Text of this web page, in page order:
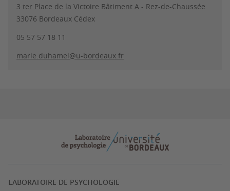
3 ter Place de la Victoire Bâtiment A - Rez-de-Chaussée
33076 Bordeaux Cédex
05 57 57 18 11
marie.duhamel@u-bordeaux.fr
LABORATOIRE DE PSYCHOLOGIE